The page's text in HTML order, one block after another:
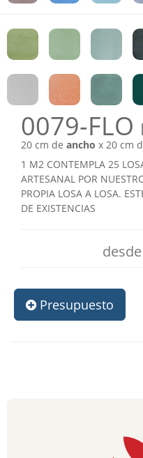
0079-FLO
20 cm de ancho x 20 cm
1 M2 CONTEMPLA 25
ARTESANAL POR
PROPIA LOSA A LOSA.
DE EXISTENCIAS
desde
Presupuesto